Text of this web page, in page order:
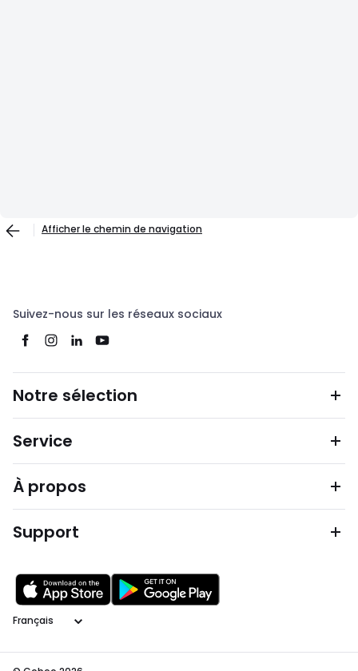
Afficher le chemin de navigation
Suivez-nous sur les réseaux sociaux
Notre sélection
Service
À propos
Support
Langage